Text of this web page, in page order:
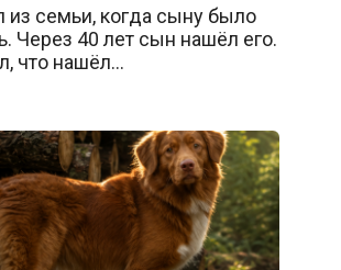
из семьи, когда сыну было
Через 40 лет сын нашёл его.
что нашёл…